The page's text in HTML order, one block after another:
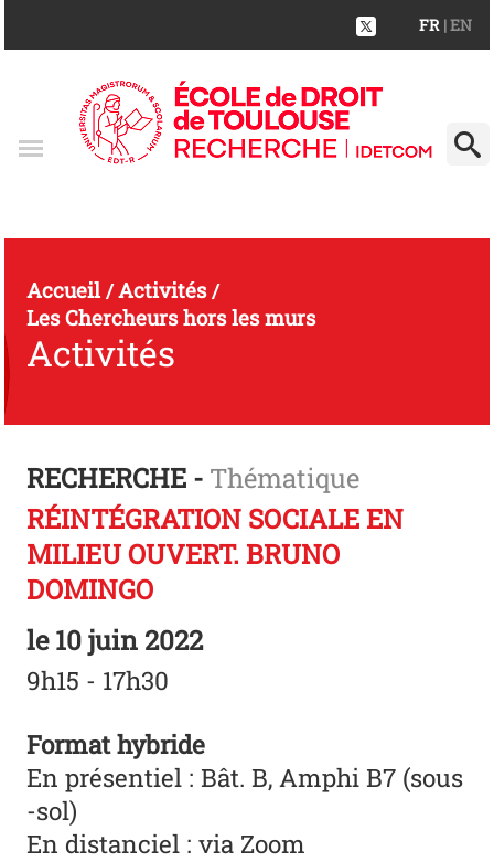
FR | EN
Accueil/Activités/
Les Chercheurs hors les murs
Activités
RECHERCHE - Thématique
RÉINTÉGRATION SOCIALE EN
MILIEU OUVERT. BRUNO
DOMINGO
le10 juin 2022
9h15 - 17h30
Format hybride
En présentiel : Bât. B, Amphi B7 (sous
-sol)
En distanciel : via Zoom